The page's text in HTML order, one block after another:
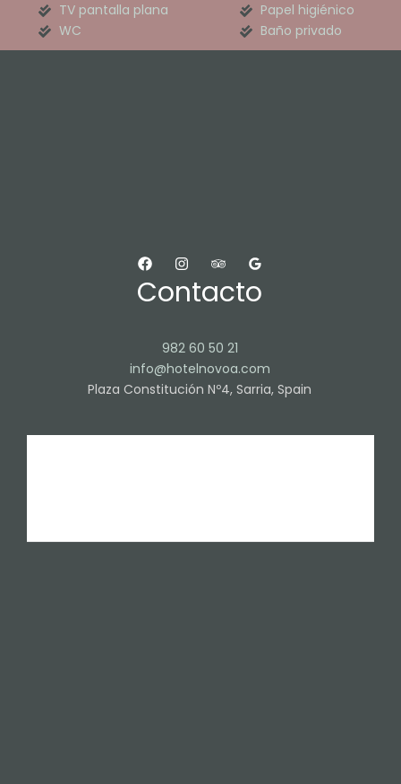
TV pantalla plana
WC
Papel higiénico
Baño privado
Contacto
982 60 50 21
info@hotelnovoa.com
Plaza Constitución Nº4, Sarria, Spain